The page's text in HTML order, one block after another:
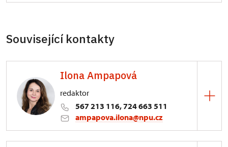
Související kontakty
Ilona Ampapová
redaktor
567 213 116, 724 663 511
ampapova.ilona@npu.cz